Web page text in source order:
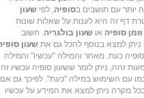
עם תושבים בסופיה, לפי שעון
דף זה היא לענות על שאלות שונות
סופיה או שעון בולגריה. חשוב
ניתן למצא בנוסף להכל גם את שעון
כעת. מאחר והמילה "עכשיו" והמילה
זהה, ניתן לומר ששעון סופיה עכשיו זה
עם השימוש במילה "כעת". לפיכך גם אם
מקרה ניתן למצא את המידע על עכשיו